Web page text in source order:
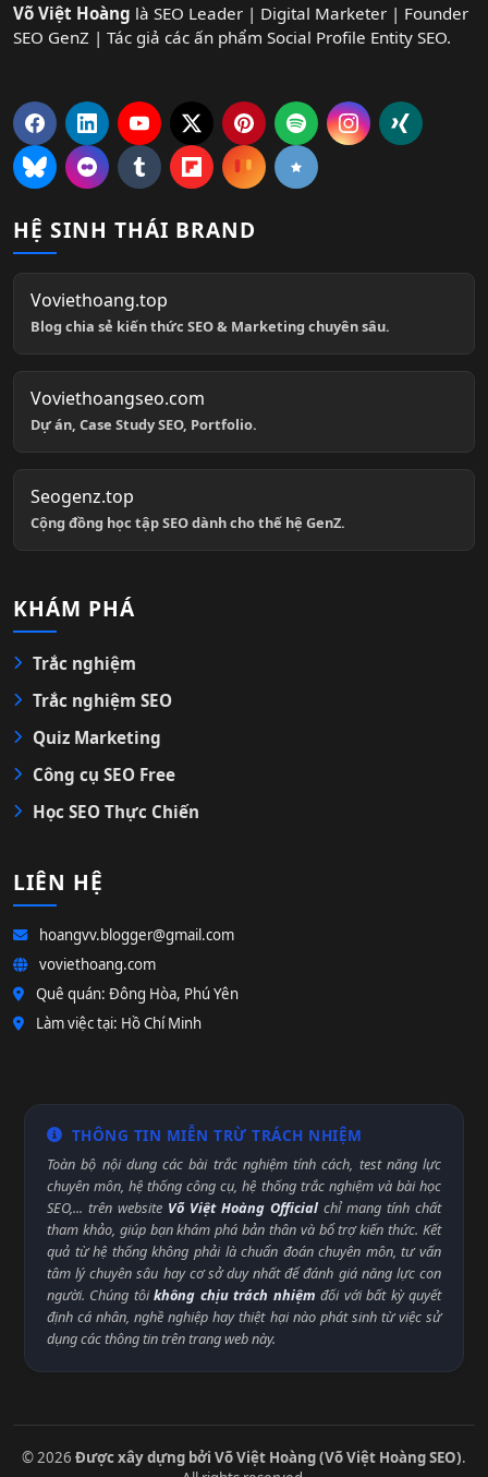
Võ Việt Hoàng là SEO Leader | Digital Marketer | Founder
SEO GenZ | Tác giả các ấn phẩm Social Profile Entity SEO.
HỆ SINH THÁI BRAND
Voviethoang.top
Blog chia sẻ kiến thức SEO & Marketing chuyên sâu.
Voviethoangseo.com
Dự án, Case Study SEO, Portfolio.
Seogenz.top
Cộng đồng học tập SEO dành cho thế hệ GenZ.
KHÁM PHÁ
Trắc nghiệm
Trắc nghiệm SEO
Quiz Marketing
Công cụ SEO Free
Học SEO Thực Chiến
LIÊN HỆ
hoangvv.blogger@gmail.com
voviethoang.com
Quê quán: Đông Hòa, Phú Yên
Làm việc tại: Hồ Chí Minh
THÔNG TIN MIỄN TRỪ TRÁCH NHIỆM
Toàn bộ nội dung các bài trắc nghiệm tính cách, test năng lực
chuyên môn, hệ thống công cụ, hệ thống trắc nghiệm và bài học
SEO,... trên website Võ Việt Hoàng Official chỉ mang tính chất
tham khảo, giúp bạn khám phá bản thân và bổ trợ kiến thức. Kết
quả từ hệ thống không phải là chuẩn đoán chuyên môn, tư vấn
tâm lý chuyên sâu hay cơ sở duy nhất để đánh giá năng lực con
người. Chúng tôikhông chịu trách nhiệm đối với bất kỳ quyết
định cá nhân, nghề nghiệp hay thiệt hại nào phát sinh từ việc sử
dụng các thông tin trên trang web này.
© 2026 Được xây dựng bởi Võ Việt Hoàng (Võ Việt Hoàng SEO).